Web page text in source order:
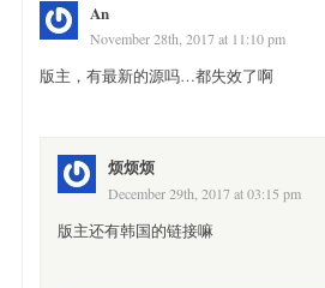
韓國骑兵2,http://123.108.164.110/
韓國骑兵3,http://123.108.164.71/
韓國骑兵5,http://123.108.164.110/
韓國骑兵7,http://123.108.164.71/
韓國骑兵9,http://123.108.164.71/
韓國骑兵10,http://123.108.164.110/
韓國骑兵11,http://123.108.164.110/
俄1台,http://81.89.48.215:1935/
俄3台,http://81.89.48.215:1935/
An
November 28th, 2017 at 11:10 pm
版主，有最新的源吗…都失效了啊
烦烦烦
December 29th, 2017 at 03:15 pm
版主还有韩国的链接嘛